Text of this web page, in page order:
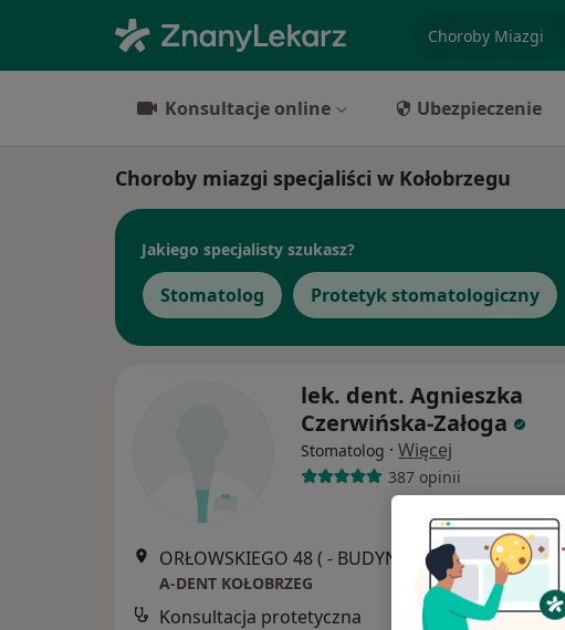
Konsultacje online Ubezpieczenie
Choroby miazgi specjaliści w Kołobrzegu
Jakiego specjalisty szukasz?
Stomatolog Protetyk stomatologiczny
lek. dent. Agnieszka
Czerwińska-Załoga
Stomatolog · Więcej
387 opinii
ORŁOWSKIEGO 48 ( - BUDYNEK Z APTEKĄ "Pod Lwem" ), Kołobrzeg • Mapa
A-DENT KOŁOBRZEG
Konsultacja protetyczna od 150 zł